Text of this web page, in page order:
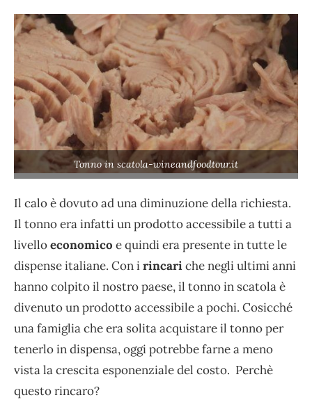
Tonno in scatola-wineandfoodtour.it
Il calo è dovuto ad una diminuzione della richiesta.
Il tonno era infatti un prodotto accessibile a tutti a
livelloeconomico e quindi era presente in tutte le
dispense italiane. Con irincariche negli ultimi anni
hanno colpito il nostro paese, il tonno in scatola è
divenuto un prodotto accessibile a pochi. Cosicché
una famiglia che era solita acquistare il tonno per
tenerlo in dispensa, oggi potrebbe farne a meno
vista la crescita esponenziale del costo. Perchè
questo rincaro?